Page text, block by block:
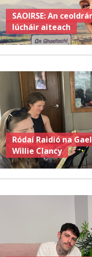
SAOIRSE: An
lúcháir aiteach
Ródaí Raidió na
Willie Clancy